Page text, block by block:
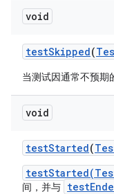
void
testSkipped(
当测试因通常不预期
void
testStarted(
间，并与